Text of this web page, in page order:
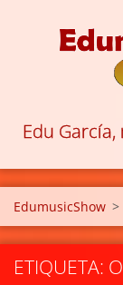
Edu
EdumusicShow >
ETIQUETA: